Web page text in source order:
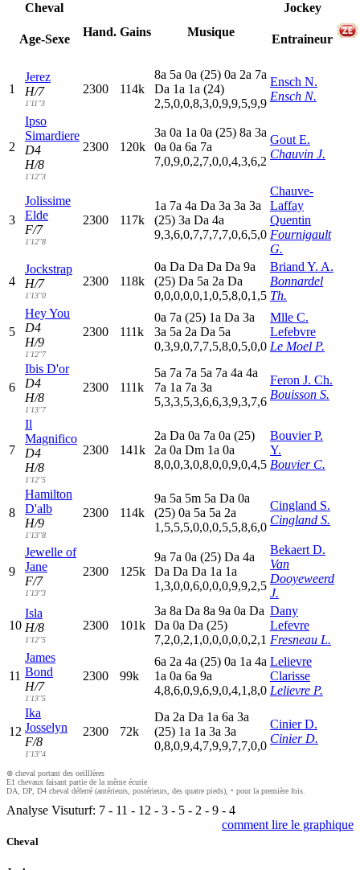
Cheval
Age-Sexe
Hand. Gains Musique
Jockey
Entraineur
1
Jerez
H/7
1'11"3
2300 114k
8a 5a 0a (25) 0a 2a 7a
Da 1a 1a (24)
2,5,0,0,8,3,0,9,9,5,9,9
Ensch N.
Ensch N.
2
Ipso
Simardiere
D4
H/8
1'12"3
2300 120k
3a 0a 1a 0a (25) 8a 3a
0a 0a 6a 7a
7,0,9,0,2,7,0,0,4,3,6,2
Gout E.
Chauvin J.
3
Jolissime
Elde
F/7
1'12"8
2300 117k
1a 7a 4a Da 3a 3a 3a
(25) 3a Da 4a
9,3,6,0,7,7,7,7,0,6,5,0
Chauve-
Laffay
Quentin
Fournigault
G.
4
Jockstrap
H/7
1'13"0
2300 118k
0a Da Da Da Da 9a
(25) Da 5a 2a Da
0,0,0,0,0,1,0,5,8,0,1,5
Briand Y. A.
Bonnardel
Th.
5
Hey You
D4
H/9
1'12"7
2300 111k
0a 7a (25) 1a Da 3a
3a 5a 2a Da 5a
0,3,9,0,7,7,5,8,0,5,0,0
Mlle C.
Lefebvre
Le Moel P.
6
Ibis D'or
D4
H/8
1'13"7
2300 111k
5a 7a 7a 5a 7a 4a 4a
7a 1a 7a 3a
5,3,3,5,3,6,6,3,9,3,7,6
Feron J. Ch.
Bouisson S.
7
Il
Magnifico
D4
H/8
1'12"5
2300 141k
2a Da 0a 7a 0a (25)
2a 0a Dm 1a 0a
8,0,0,3,0,8,0,0,9,0,4,5
Bouvier P.
Y.
Bouvier C.
8
Hamilton
D'alb
H/9
1'13"8
2300 114k
9a 5a 5m 5a Da 0a
(25) 0a 5a 5a 2a
1,5,5,5,0,0,0,5,5,8,6,0
Cingland S.
Cingland S.
9
Jewelle of
Jane
F/7
1'13"3
2300 125k
9a 7a 0a (25) Da 4a
Da Da Da 1a 1a
1,3,0,0,6,0,0,0,9,9,2,5
Bekaert D.
Van
Dooyeweerd
J.
10
Isla
H/8
1'12"5
2300 101k
3a 8a Da 8a 9a 0a Da
Da 0a Da (25)
7,2,0,2,1,0,0,0,0,0,2,1
Dany
Lefevre
Fresneau L.
11
James
Bond
H/7
1'13"5
2300 99k
6a 2a 4a (25) 0a 1a 4a
1a 0a 6a 9a
4,8,6,0,9,6,9,0,4,1,8,0
Lelievre
Clarisse
Lelievre P.
12
Ika
Josselyn
F/8
1'13"4
2300 72k
Da 2a Da 1a 6a 3a
(25) 1a 1a 3a 3a
0,8,0,9,4,7,9,9,7,7,0,0
Cinier D.
Cinier D.
⊗ cheval portant des oeilllères
E1 chevaux faisant partie de la même écurie
DA, DP, D4 cheval déferré (antérieurs, postérieurs, des quatre pieds), • pour la première fois.
Analyse Visuturf: 7 - 11 - 12 - 3 - 5 - 2 - 9 - 4
comment lire le graphique
Cheval